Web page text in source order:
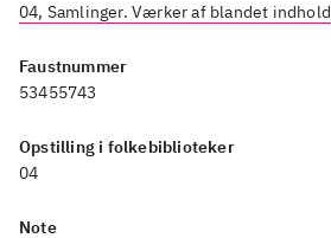
04, Samlinger. Værker af blandet indhold
Faustnummer
53455743
Opstilling i folkebiblioteker
04
Note